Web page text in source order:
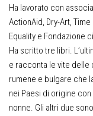
Ha lavorato con
ActionAid, Dry-Art,
Equality e Fondazione
Ha scritto tre libri.
e racconta le vite delle
rumene e bulgare che
nei Paesi di origine con
nonne. Gli altri due